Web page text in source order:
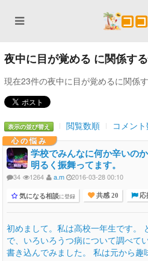
夜中に目が覚める に関係す
現在23件の夜中に目が覚めるに関係
表示の並び替え 閲覧数順 コメン
心の悩み
学校でみんなに何か辛いの
明るく振舞ってます。
34 1264 a.m 2016-03-28 00:10
気になる相談に登録 共感 20 応
初めまして。私は高校一年生です。
で、いろいろうつ病について調べて
書き込んでみました。 私は元から趣